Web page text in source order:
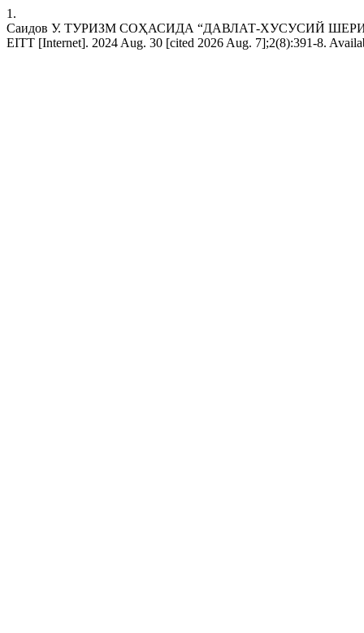
1.
Саидов У. ТУРИЗМ СОҲАСИДА “ДАВЛАТ-ХУСУСИЙ
EITT [Internet]. 2024 Aug. 30 [cited 2026 Aug. 7];2(8):391-8.